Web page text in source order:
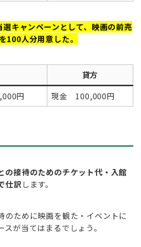
キャンペーンとして、映画の前売
100人分用意した。
貸方
円
現金 100,000円
の接待のためのチケット代・入館
仕訳します。
のために映画を観た・イベントに
が当てはまるでしょう。